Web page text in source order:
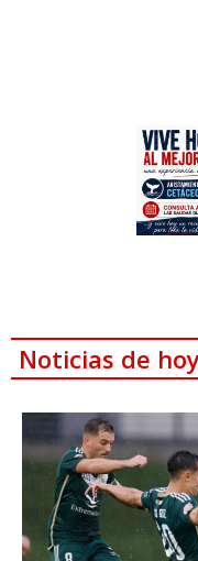
Noticias de